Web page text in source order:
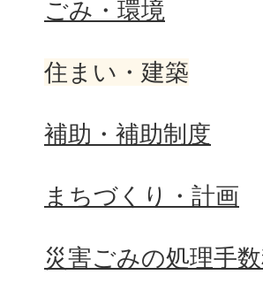
ごみ・環境
住まい・建築
補助・補助制度
まちづくり・計画
災害ごみの処理手